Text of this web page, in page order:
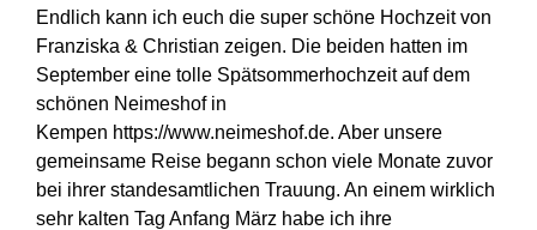
Endlich kann ich euch die super schöne Hochzeit von
Franziska & Christian zeigen. Die beiden hatten im
September eine tolle Spätsommerhochzeit auf dem
schönen Neimeshof in
Kempen https://www.neimeshof.de. Aber unsere
gemeinsame Reise begann schon viele Monate zuvor
bei ihrer standesamtlichen Trauung. An einem wirklich
sehr kalten Tag Anfang März habe ich ihre